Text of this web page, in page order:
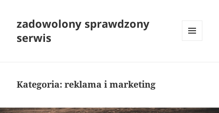
zadowolony sprawdzony
serwis
Kategoria:reklama i marketing